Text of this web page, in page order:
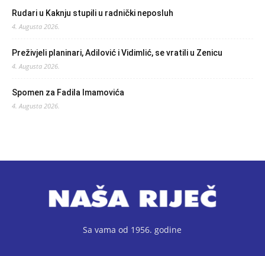
Rudari u Kaknju stupili u radnički neposluh
4. Augusta 2026.
Preživjeli planinari, Adilović i Vidimlić, se vratili u Zenicu
4. Augusta 2026.
Spomen za Fadila Imamovića
4. Augusta 2026.
Sa vama od 1956. godine